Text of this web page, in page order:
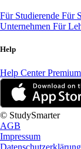
Für Studierende Für
Unternehmen Für
Help
Help Center
© StudySmarter
AGB
Impressum
Datenschutzerklärung